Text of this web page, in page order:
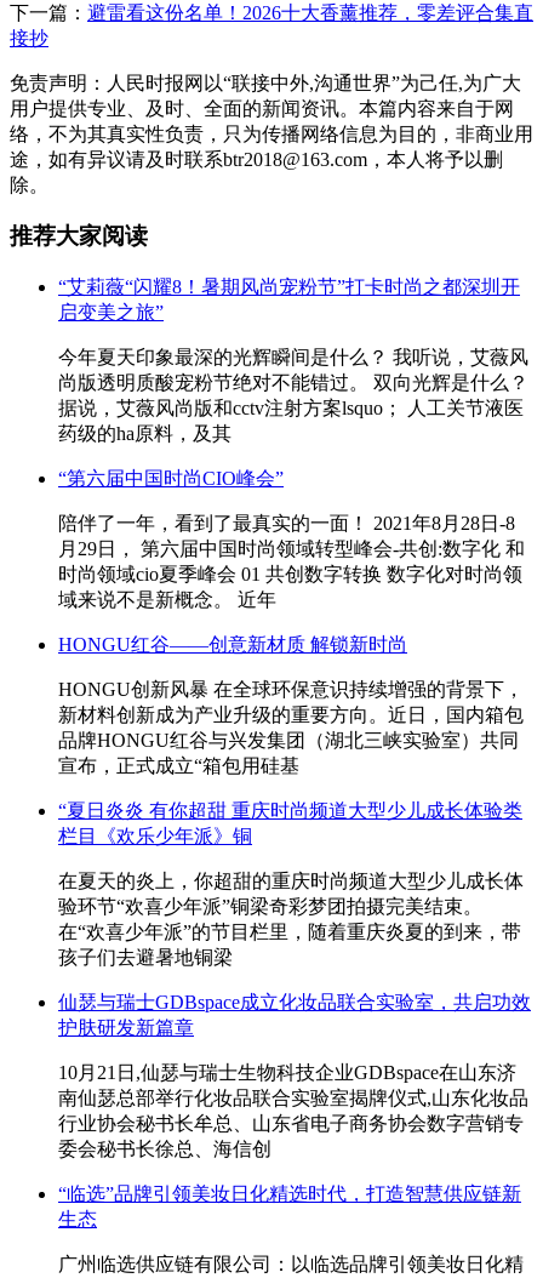
下一篇： 避雷看这份名单！2026十大香薰推荐，零差评合集直
接抄
免责声明：人民时报网以“联接中外,沟通世界”为己任,为广大
用户提供专业、及时、全面的新闻资讯。本篇内容来自于网
络，不为其真实性负责，只为传播网络信息为目的，非商业用
途，如有异议请及时联系btr2018@163.com，本人将予以删
除。
推荐大家阅读
“艾莉薇“闪耀8！暑期风尚宠粉节”打卡时尚之都深圳开
启变美之旅”
今年夏天印象最深的光辉瞬间是什么？ 我听说，艾薇风
尚版透明质酸宠粉节绝对不能错过。 双向光辉是什么？
据说，艾薇风尚版和cctv注射方案lsquo； 人工关节液医
药级的ha原料，及其
“第六届中国时尚CIO峰会”
陪伴了一年，看到了最真实的一面！ 2021年8月28日-8
月29日， 第六届中国时尚领域转型峰会-共创:数字化 和
时尚领域cio夏季峰会 01 共创数字转换 数字化对时尚领
域来说不是新概念。 近年
HONGU红谷——创意新材质 解锁新时尚
HONGU创新风暴 在全球环保意识持续增强的背景下，
新材料创新成为产业升级的重要方向。近日，国内箱包
品牌HONGU红谷与兴发集团（湖北三峡实验室）共同
宣布，正式成立“箱包用硅基
“夏日炎炎 有你超甜 重庆时尚频道大型少儿成长体验类
栏目《欢乐少年派》铜
在夏天的炎上，你超甜的重庆时尚频道大型少儿成长体
验环节“欢喜少年派”铜梁奇彩梦团拍摄完美结束。
在“欢喜少年派”的节目栏里，随着重庆炎夏的到来，带
孩子们去避暑地铜梁
仙瑟与瑞士GDBspace成立化妆品联合实验室，共启功效
护肤研发新篇章
10月21日,仙瑟与瑞士生物科技企业GDBspace在山东济
南仙瑟总部举行化妆品联合实验室揭牌仪式,山东化妆品
行业协会秘书长牟总、山东省电子商务协会数字营销专
委会秘书长徐总、海信创
“临选”品牌引领美妆日化精选时代，打造智慧供应链新
生态
广州临选供应链有限公司：以临选品牌引领美妆日化精